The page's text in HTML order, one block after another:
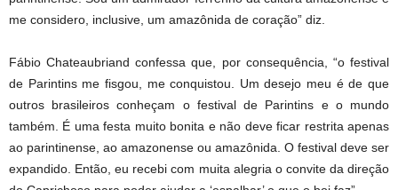
me considero, inclusive, um amazônida de coração” diz.
Fábio Chateaubriand confessa que, por consequência, “o festival
de Parintins me fisgou, me conquistou. Um desejo meu é de que
outros brasileiros conheçam o festival de Parintins e o mundo
também. É uma festa muito bonita e não deve ficar restrita apenas
ao parintinense, ao amazonense ou amazônida. O festival deve ser
expandido. Então, eu recebi com muita alegria o convite da direção